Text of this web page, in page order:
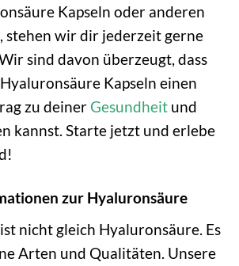
Kapseln oder anderen
stehen wir dir jederzeit gerne
sind davon überzeugt, dass
Kapseln einen
zu deiner Gesundheit und
kannst. Starte jetzt und erlebe
zur Hyaluronsäure
nicht gleich Hyaluronsäure. Es
Arten und Qualitäten. Unsere